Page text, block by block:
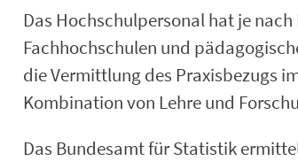
Das Hochschulpersonal hat je
Fachhochschulen und
die Vermittlung des Praxisbezugs
Kombination von Lehre und
Das Bundesamt für Statistik